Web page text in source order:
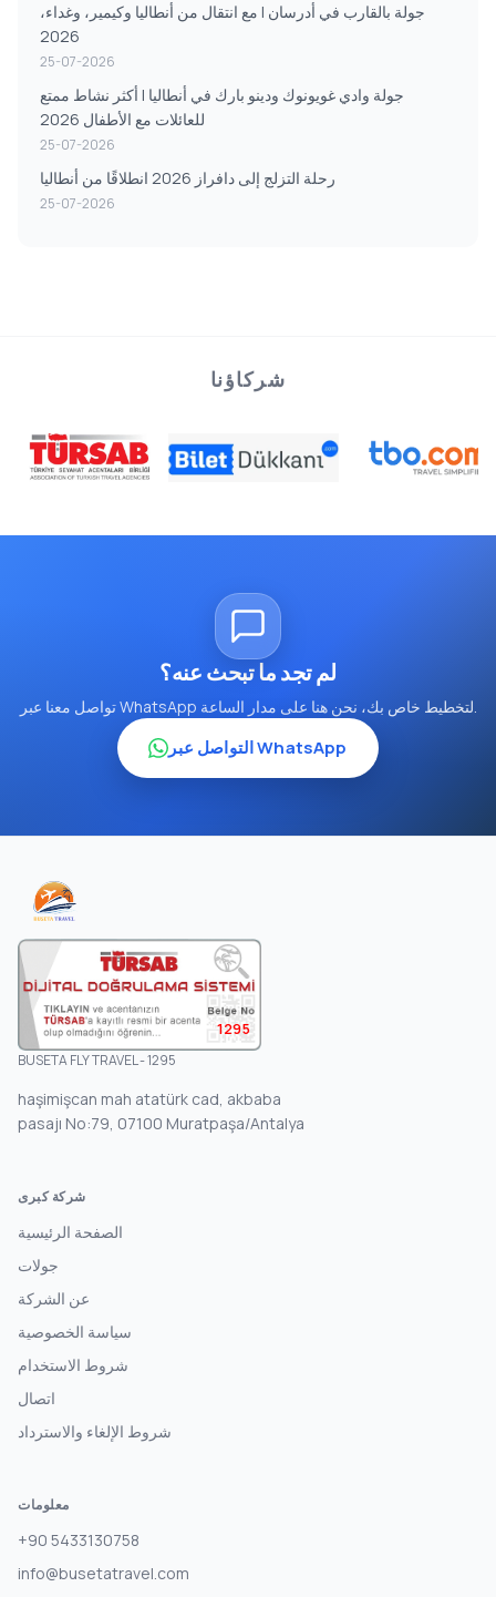
جولة بالقارب في أدرسان | مع انتقال من أنطاليا وكيمير، وغداء،
2026
25-07-2026
جولة وادي غويونوك ودينو بارك في أنطاليا | أكثر نشاط ممتع
للعائلات مع الأطفال 2026
25-07-2026
رحلة التزلج إلى دافراز 2026 انطلاقًا من أنطاليا
25-07-2026
شركاؤنا
لم تجد ما تبحث عنه؟
تواصل معنا عبر WhatsApp لتخطيط خاص بك، نحن هنا على مدار الساعة.
التواصل عبر WhatsApp
1295
BUSETA FLY TRAVEL - 1295
haşimişcan mah atatürk cad, akbaba
pasajı No:79, 07100 Muratpaşa/Antalya
شركة كبرى
الصفحة الرئيسية
جولات
عن الشركة
سياسة الخصوصية
شروط الاستخدام
اتصال
شروط الإلغاء والاسترداد
معلومات
+90 5433130758
info@busetatravel.com